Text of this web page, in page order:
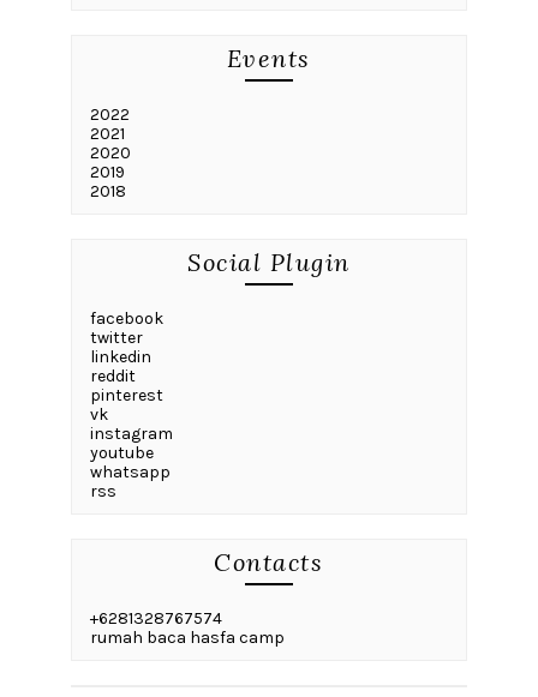
Events
2022
2021
2020
2019
2018
Social Plugin
facebook
twitter
linkedin
reddit
pinterest
vk
instagram
youtube
whatsapp
rss
Contacts
+6281328767574
rumah baca hasfa camp